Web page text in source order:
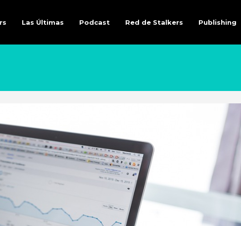
Las Últimas Podcast Red de Stalkers Publishing